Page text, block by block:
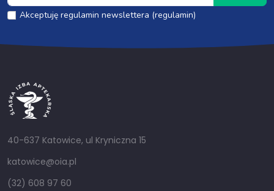
Akceptuję regulamin newslettera (regulamin)
40-637 Katowice, ul Kryniczna 15
katowice@oia.pl
(32) 608 97 60